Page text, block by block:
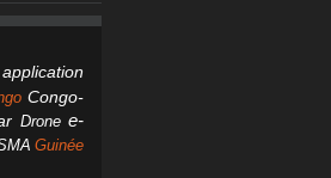
application
Congo-
Drone e-
Guinée